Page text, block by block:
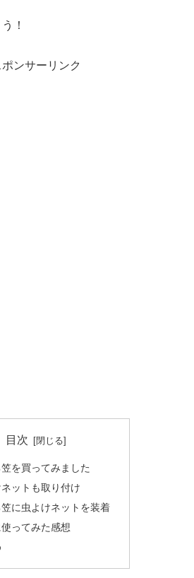
！
ポンサーリンク
目次
を買ってみました
ットも取り付け
に虫よけネットを装着
ってみた感想